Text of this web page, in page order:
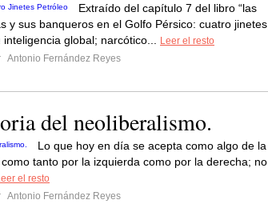
Extraído del capítulo 7 del libro “las
y sus banqueros en el Golfo Pérsico: cuatro jinetes,
global; narcótico...
Leer el resto
Antonio Fernández Reyes
del neoliberalismo.
Lo que hoy en día se acepta como algo de la
tanto por la izquierda como por la derecha; no
el resto
Antonio Fernández Reyes